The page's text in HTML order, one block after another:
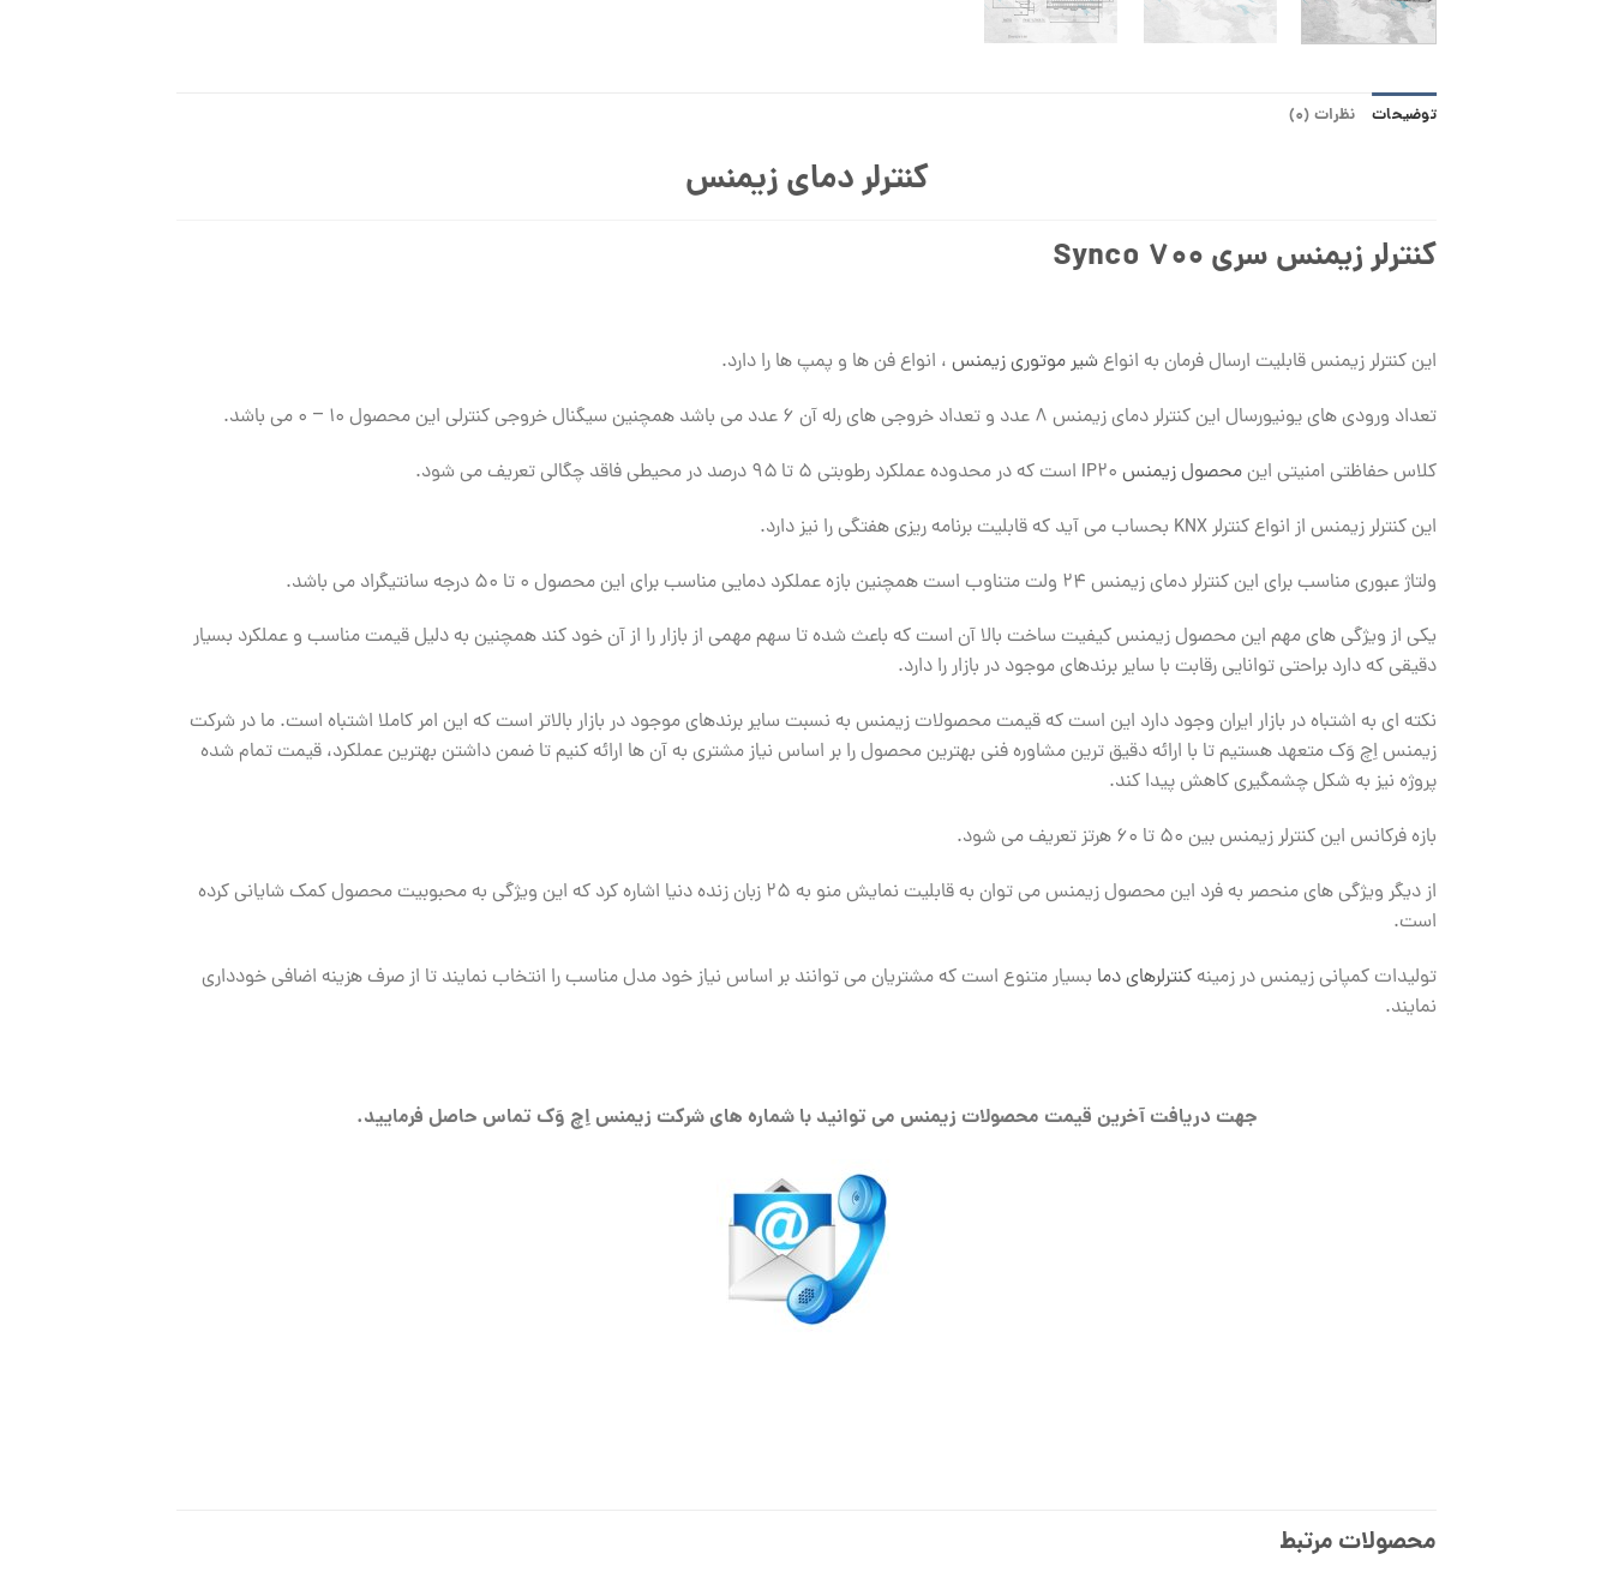
توضیحات نظرات (0)
کنترلر دمای زیمنس
کنترلر زیمنس سری Synco 700
این کنترلر زیمنس قابلیت ارسال فرمان به انواع شیر موتوری زیمنس ، انواع فن ها و پمپ ها را دارد.
تعداد ورودی های یونیورسال این کنترلر دمای زیمنس ۸ عدد و تعداد خروجی های رله آن ۶ عدد می باشد همچنین سیگنال خروجی کنترلی این محصول ۱۰ – ۰ می باشد.
کلاس حفاظتی امنیتی این محصول زیمنس
این کنترلر زیمنس از انواع کنترلر KNX بحساب می آید که قابلیت برنامه ریزی هفتگی را نیز دارد.
ولتاژ عبوری مناسب برای این کنترلر دمای زیمنس ۲۴ ولت متناوب است همچنین بازه عملکرد دمایی مناسب برای این محصول ۰ تا ۵۰ درجه سانتیگراد می باشد.
یکی از ویژگی های مهم این محصول زیمنس کیفیت ساخت بالا آن است که باعث شده تا سهم مهمی از بازار را از آن خود کند همچنین به دلیل قیمت مناسب و عملکرد بسیار
دقیقی که دارد براحتی توانایی رقابت با سایر برندهای موجود در بازار را دارد.
نکته ای به اشتباه در بازار ایران وجود دارد این است که قیمت محصولات زیمنس به نسبت سایر برندهای موجود در بازار بالاتر است که این امر کاملا اشتباه است. ما در شرکت
زیمنس اِچ وَک متعهد هستیم تا با ارائه دقیق ترین مشاوره فنی بهترین محصول را بر اساس نیاز مشتری به آن ها ارائه کنیم تا ضمن داشتن بهترین عملکرد، قیمت تمام شده
پروژه نیز به شکل چشمگیری کاهش پیدا کند.
بازه فرکانس این کنترلر زیمنس بین ۵۰ تا ۶۰ هرتز تعریف می شود.
از دیگر ویژگی های منحصر به فرد این محصول زیمنس می توان به قابلیت نمایش منو به ۲۵ زبان زنده دنیا اشاره کرد که این ویژگی به محبوبیت محصول کمک شایانی کرده
است.
تولیدات کمپانی زیمنس در زمینه کنترلرهای دما بسیار متنوع است که مشتریان می توانند بر اساس نیاز خود مدل مناسب را انتخاب نمایند تا از صرف هزینه اضافی خودداری
نمایند.
جهت دریافت آخرین قیمت محصولات زیمنس می توانید با شماره های شرکت زیمنس اِچ وَک تماس حاصل فرمایید.
محصولات مرتبط